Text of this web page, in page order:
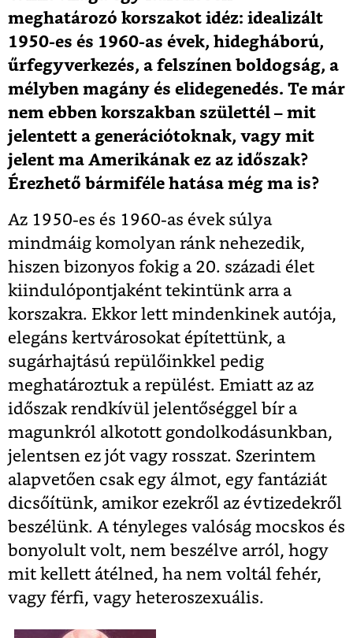
meghatározó korszakot idéz: idealizált
1950-es és 1960-as évek, hidegháború,
űrfegyverkezés, a felszínen boldogság, a
mélyben magány és elidegenedés. Te már
nem ebben korszakban születtél – mit
jelentett a generációtoknak, vagy mit
jelent ma Amerikának ez az időszak?
Érezhető bármiféle hatása még ma is?
Az 1950-es és 1960-as évek súlya
mindmáig komolyan ránk nehezedik,
hiszen bizonyos fokig a 20. századi élet
kiindulópontjaként tekintünk arra a
korszakra. Ekkor lett mindenkinek autója,
elegáns kertvárosokat építettünk, a
sugárhajtású repülőinkkel pedig
meghatároztuk a repülést. Emiatt az az
időszak rendkívül jelentőséggel bír a
magunkról alkotott gondolkodásunkban,
jelentsen ez jót vagy rosszat. Szerintem
alapvetően csak egy álmot, egy fantáziát
dicsőítünk, amikor ezekről az évtizedekről
beszélünk. A tényleges valóság mocskos és
bonyolult volt, nem beszélve arról, hogy
mit kellett átélned, ha nem voltál fehér,
vagy férfi, vagy heteroszexuális.